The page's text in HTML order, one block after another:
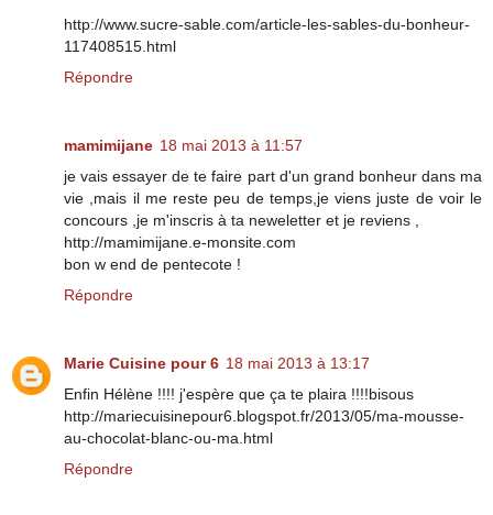
http://www.sucre-sable.com/article-les-sables-du-bonheur-
117408515.html
Répondre
mamimijane 18 mai 2013 à 11:57
je vais essayer de te faire part d'un grand bonheur dans ma
vie ,mais il me reste peu de temps,je viens juste de voir le
concours ,je m'inscris à ta neweletter et je reviens ,
http://mamimijane.e-monsite.com
bon w end de pentecote !
Répondre
Marie Cuisine pour 6 18 mai 2013 à 13:17
Enfin Hélène !!!! j'espère que ça te plaira !!!!bisous
http://mariecuisinepour6.blogspot.fr/2013/05/ma-mousse-
au-chocolat-blanc-ou-ma.html
Répondre